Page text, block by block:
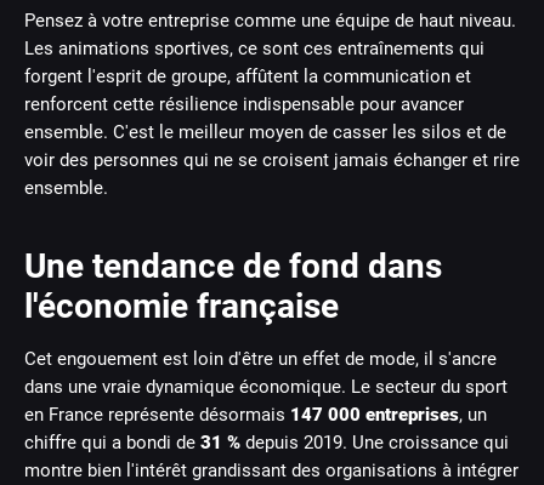
Pensez à votre entreprise comme une équipe de haut niveau.
Les animations sportives, ce sont ces entraînements qui
forgent l'esprit de groupe, affûtent la communication et
renforcent cette résilience indispensable pour avancer
ensemble. C'est le meilleur moyen de casser les silos et de
voir des personnes qui ne se croisent jamais échanger et rire
ensemble.
Une tendance de fond dans
l'économie française
Cet engouement est loin d'être un effet de mode, il s'ancre
dans une vraie dynamique économique. Le secteur du sport
en France représente désormais 147 000 entreprises, un
chiffre qui a bondi de 31 % depuis 2019. Une croissance qui
montre bien l'intérêt grandissant des organisations à intégrer